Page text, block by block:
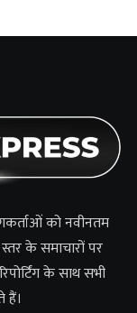
को नवीनतम
के समाचारों पर
के साथ सभी
हैं।